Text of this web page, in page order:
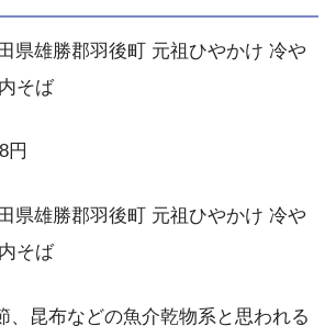
円
、昆布などの魚介乾物系と思われる